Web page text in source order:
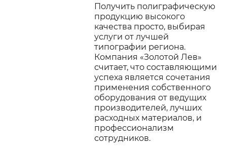
Получить полиграфическую
продукцию высокого
качества просто, выбирая
услуги от лучшей
типографии региона.
Компания «Золотой Лев»
считает, что составляющими
успеха является сочетания
применения собственного
оборудования от ведущих
производителей, лучших
расходных материалов, и
профессионализм
сотрудников.